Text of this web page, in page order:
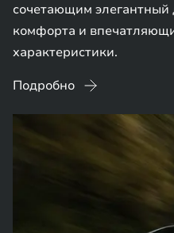
сочетающим элегантный
комфорта и
характеристики.
Подробно